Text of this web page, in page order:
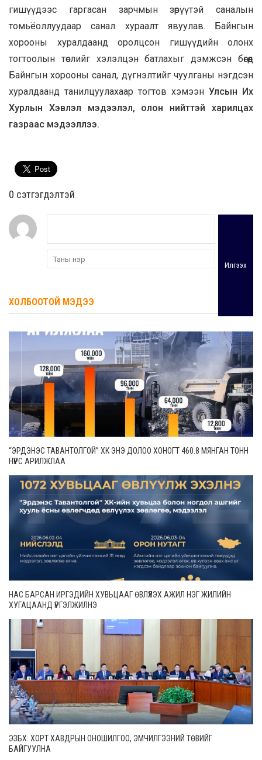
гишүүдээс гаргасан зарчмын зөрүүтэй саналын
томьёоллуудаар санал хураалт явуулав. Байнгын
хорооны хуралдаанд оролцсон гишүүдийн олонх
тогтоолын төслийг хэлэлцэн батлахыг дэмжсэн бөгөөд
Байнгын хорооны санал, дүгнэлтийг чуулганы нэгдсэн
хуралдаанд танилцуулахаар тогтов хэмээн Улсын Их
Хурлын Хэвлэл мэдээлэл, олон нийттэй харилцах
газраас мэдээллээ.
0 cэтгэгдэлтэй
Илгээх
ХОЛБООТОЙ МЭДЭЭ
“ЭРДЭНЭС ТАВАНТОЛГОЙ” ХК ЭНЭ ДОЛОО ХОНОГТ 460.8 МЯНГАН ТОНН
НҮҮРС АРИЛЖЛАА
НАС БАРСАН ИРГЭДИЙН ХУВЬЦААГ ӨВЛҮҮЛЭХ АЖИЛ НЭГ ЖИЛИЙН
ХУГАЦААНД ҮРГЭЛЖИЛНЭ
ЭЗБХ: ХОРТ ХАВДРЫН ОНОШИЛГОО, ЭМЧИЛГЭЭНИЙ ТӨВИЙГ
БАЙГУУЛНА